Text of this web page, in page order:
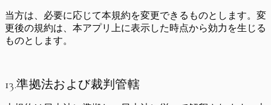
当方は、必要に応じて本規約を変更できるものとします。変
更後の規約は、本アプリ上に表示した時点から効力を生じる
ものとします。
13.準拠法および裁判管轄